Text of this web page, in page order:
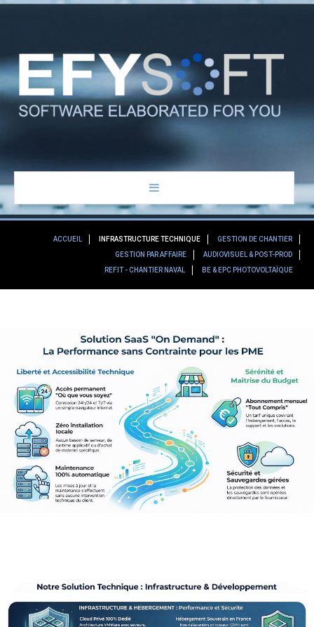
ACCUEILACCUEIL INFRASTRUCTURE TECHNIQUE
GESTION DE CHANTIER
GESTION PAR AFFAIRE
AUDIOVISUEL & POST-PROD
REFIT - CHANTIER NAVAL
BE & EPC PHOTOVOLTAÏQUE